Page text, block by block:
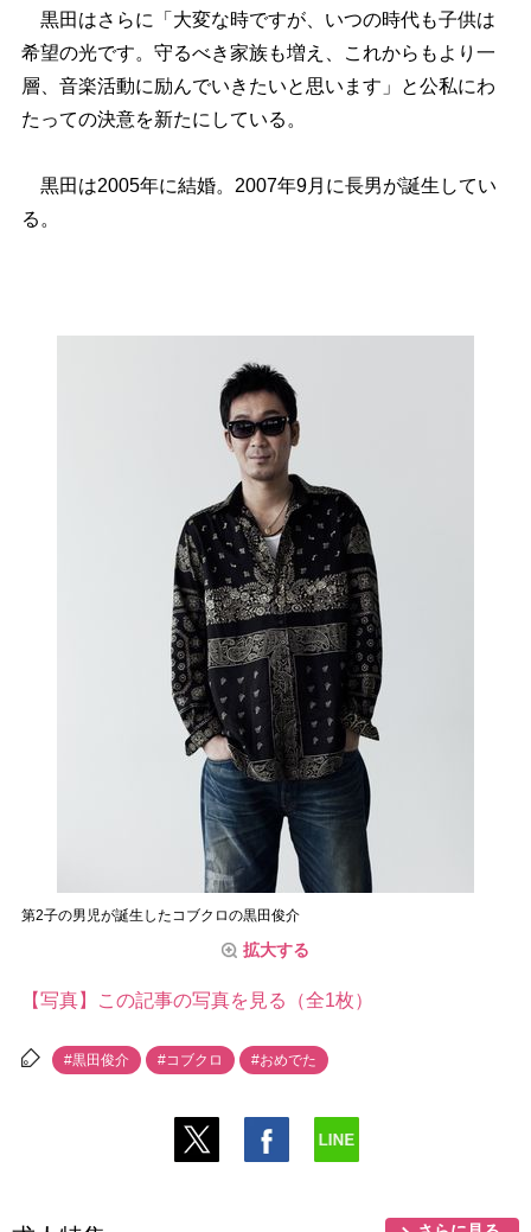
黒田はさらに「大変な時ですが、いつの時代も子供は
希望の光です。守るべき家族も増え、これからもより一
層、音楽活動に励んでいきたいと思います」と公私にわ
たっての決意を新たにしている。
黒田は2005年に結婚。2007年9月に長男が誕生してい
る。
第2子の男児が誕生したコブクロの黒田俊介
拡大する
【写真】この記事の写真を見る（全1枚）
#黒田俊介 #コブクロ #おめでた